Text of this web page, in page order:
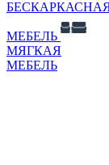
МЕБЕЛЬ
МЯГКАЯ
МЕБЕЛЬ